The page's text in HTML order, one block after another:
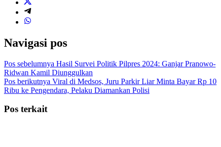
Navigasi pos
Pos sebelumnya Hasil Survei Politik Pilpres 2024: Ganjar Pranowo-
Ridwan Kamil Diunggulkan
Pos berikutnya Viral di Medsos, Juru Parkir Liar Minta Bayar Rp 10
Ribu ke Pengendara, Pelaku Diamankan Polisi
Pos terkait